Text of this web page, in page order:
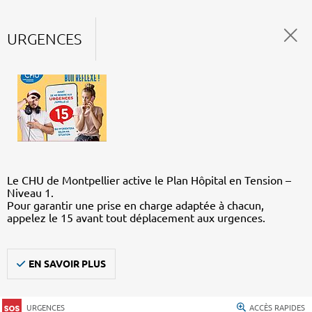
URGENCES
Le CHU de Montpellier active le Plan Hôpital en Tension –
Niveau 1.
Pour garantir une prise en charge adaptée à chacun,
appelez le 15 avant tout déplacement aux urgences.
EN SAVOIR PLUS
URGENCES ACCÈS RAPIDES